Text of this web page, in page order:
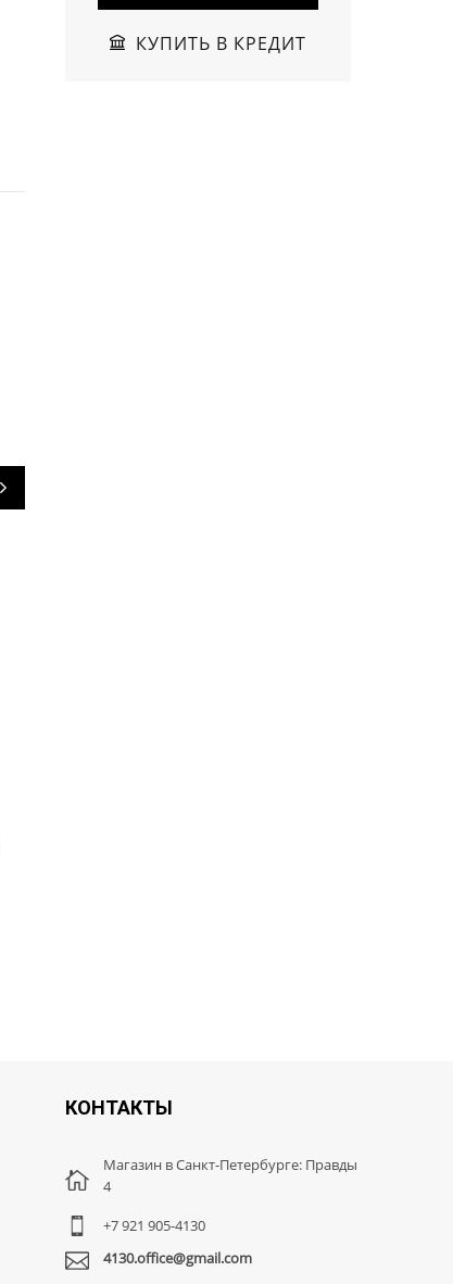
КУПИТЬ В КРЕДИТ
КОНТАКТЫ
Магазин в Санкт-Петербурге: Правды
4
+7 921 905-4130
4130.office@gmail.com